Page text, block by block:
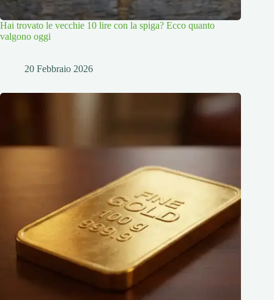
Hai trovato le vecchie 10 lire con la spiga? Ecco quanto
valgono oggi
20 Febbraio 2026